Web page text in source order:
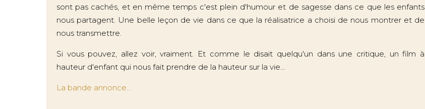
sont pas cachés, et en même temps c'est plein d'humour et de sagesse dans ce que les enfants
nous partagent. Une belle leçon de vie dans ce que la réalisatrice a choisi de nous montrer et de
nous transmettre.
Si vous pouvez, allez voir, vraiment. Et comme le disait quelqu'un dans une critique, un film à
hauteur d'enfant qui nous fait prendre de la hauteur sur la vie...
La bande annonce...